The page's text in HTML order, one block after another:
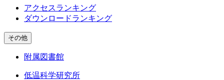
アクセスランキング
ダウンロードランキング
その他
附属図書館
低温科学研究所